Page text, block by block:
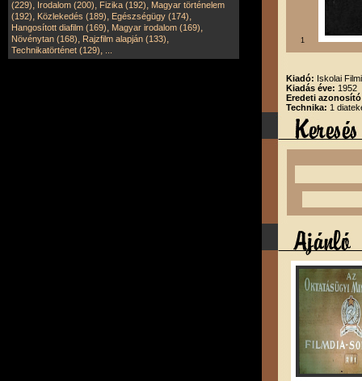
(229), Irodalom (200), Fizika (192), Magyar történelem
(192), Közlekedés (189), Egészségügy (174),
Hangosított diafilm (169), Magyar irodalom (169),
Növénytan (168), Rajzfilm alapján (133),
Technikatörténet (129),
1
Kiadó: Iskolai
Kiadás éve: 1952
Eredeti
Technika: 1